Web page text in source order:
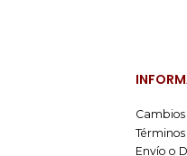
Cambios
Envío o